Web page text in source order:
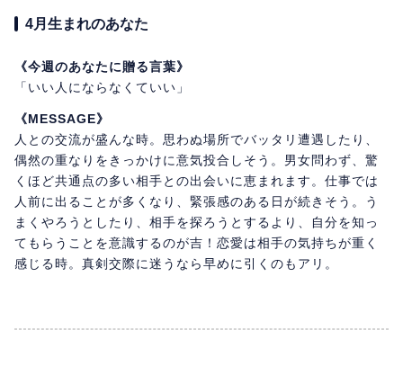
4月生まれのあなた
《今週のあなたに贈る言葉》
「いい人にならなくていい」
《MESSAGE》
人との交流が盛んな時。思わぬ場所でバッタリ遭遇したり、
偶然の重なりをきっかけに意気投合しそう。男女問わず、驚
くほど共通点の多い相手との出会いに恵まれます。仕事では
人前に出ることが多くなり、緊張感のある日が続きそう。う
まくやろうとしたり、相手を探ろうとするより、自分を知っ
てもらうことを意識するのが吉！恋愛は相手の気持ちが重く
感じる時。真剣交際に迷うなら早めに引くのもアリ。